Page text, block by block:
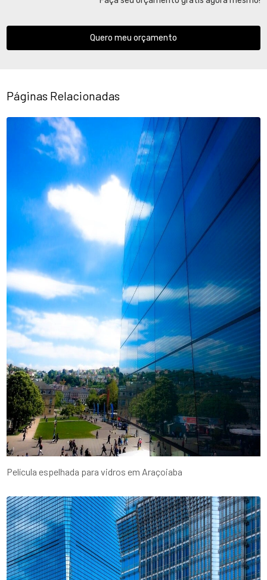
Quero meu orçamento
Páginas Relacionadas
Película espelhada para vidros em Araçoiaba